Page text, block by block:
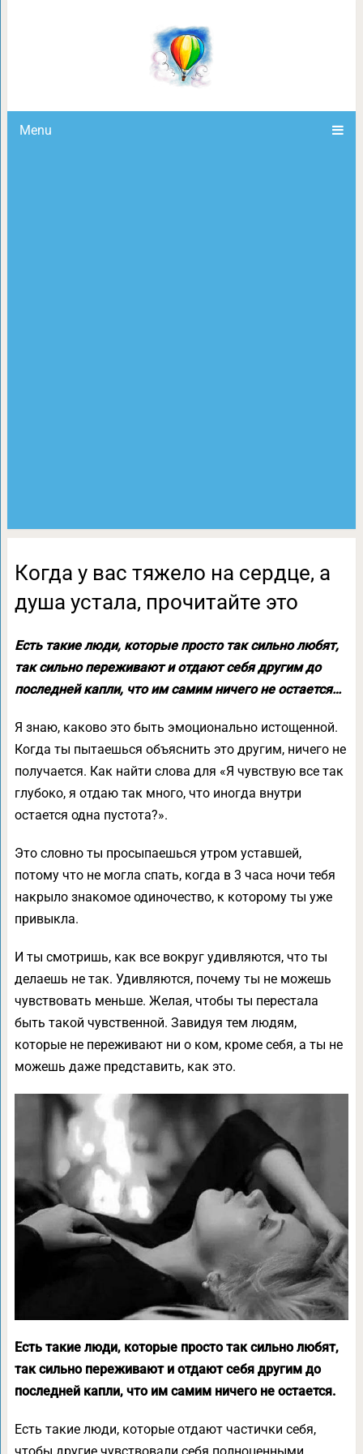
Menu
Когда у вас тяжело на сердце, а
Когда у вас тяжело на сердце, а
душа устала, прочитайте это
Есть такие люди, которые просто так сильно любят,
так сильно переживают и отдают себя другим до
последней капли, что им самим ничего не остается…
Я знаю, каково это быть эмоционально истощенной.
Когда ты пытаешься объяснить это другим, ничего не
получается. Как найти слова для «Я чувствую все так
глубоко, я отдаю так много, что иногда внутри
остается одна пустота?».
Это словно ты просыпаешься утром уставшей,
потому что не могла спать, когда в 3 часа ночи тебя
накрыло знакомое одиночество, к которому ты уже
привыкла.
И ты смотришь, как все вокруг удивляются, что ты
делаешь не так. Удивляются, почему ты не можешь
чувствовать меньше. Желая, чтобы ты перестала
быть такой чувственной. Завидуя тем людям,
которые не переживают ни о ком, кроме себя, а ты не
можешь даже представить, как это.
Есть такие люди, которые просто так сильно любят,
так сильно переживают и отдают себя другим до
последней капли, что им самим ничего не остается.
Есть такие люди, которые отдают частички себя,